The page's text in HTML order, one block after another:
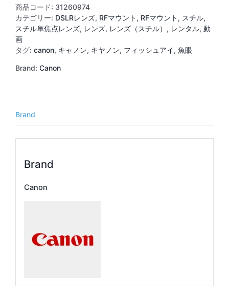
DUAL
Fisheye
個
商品コード: 31260974
カテゴリー: DSLRレンズ, RFマウント , RFマウント , スチル,
スチル単焦点レンズ, レンズ, レンズ（スチル） , レンタル, 動
画
タグ: canon, キャノン, キヤノン, フィッシュアイ, 魚眼
Brand: Canon
Brand
Brand
Canon